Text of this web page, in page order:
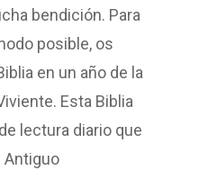
bendición. Para
posible, os
en un año de la
Esta Biblia
lectura diario que
Antiguo